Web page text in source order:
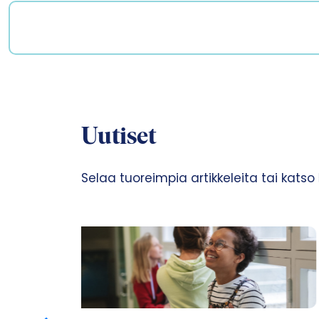
Uutiset
Selaa tuoreimpia artikkeleita tai katso